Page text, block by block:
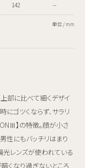
142 --
単位 / mm
部に比べて細くデザイ
にゴツくならず、サラリ
】の特徴。顔が小さ
性にもバッチリはまり
光レンズが使われている
くなり過ぎないところ